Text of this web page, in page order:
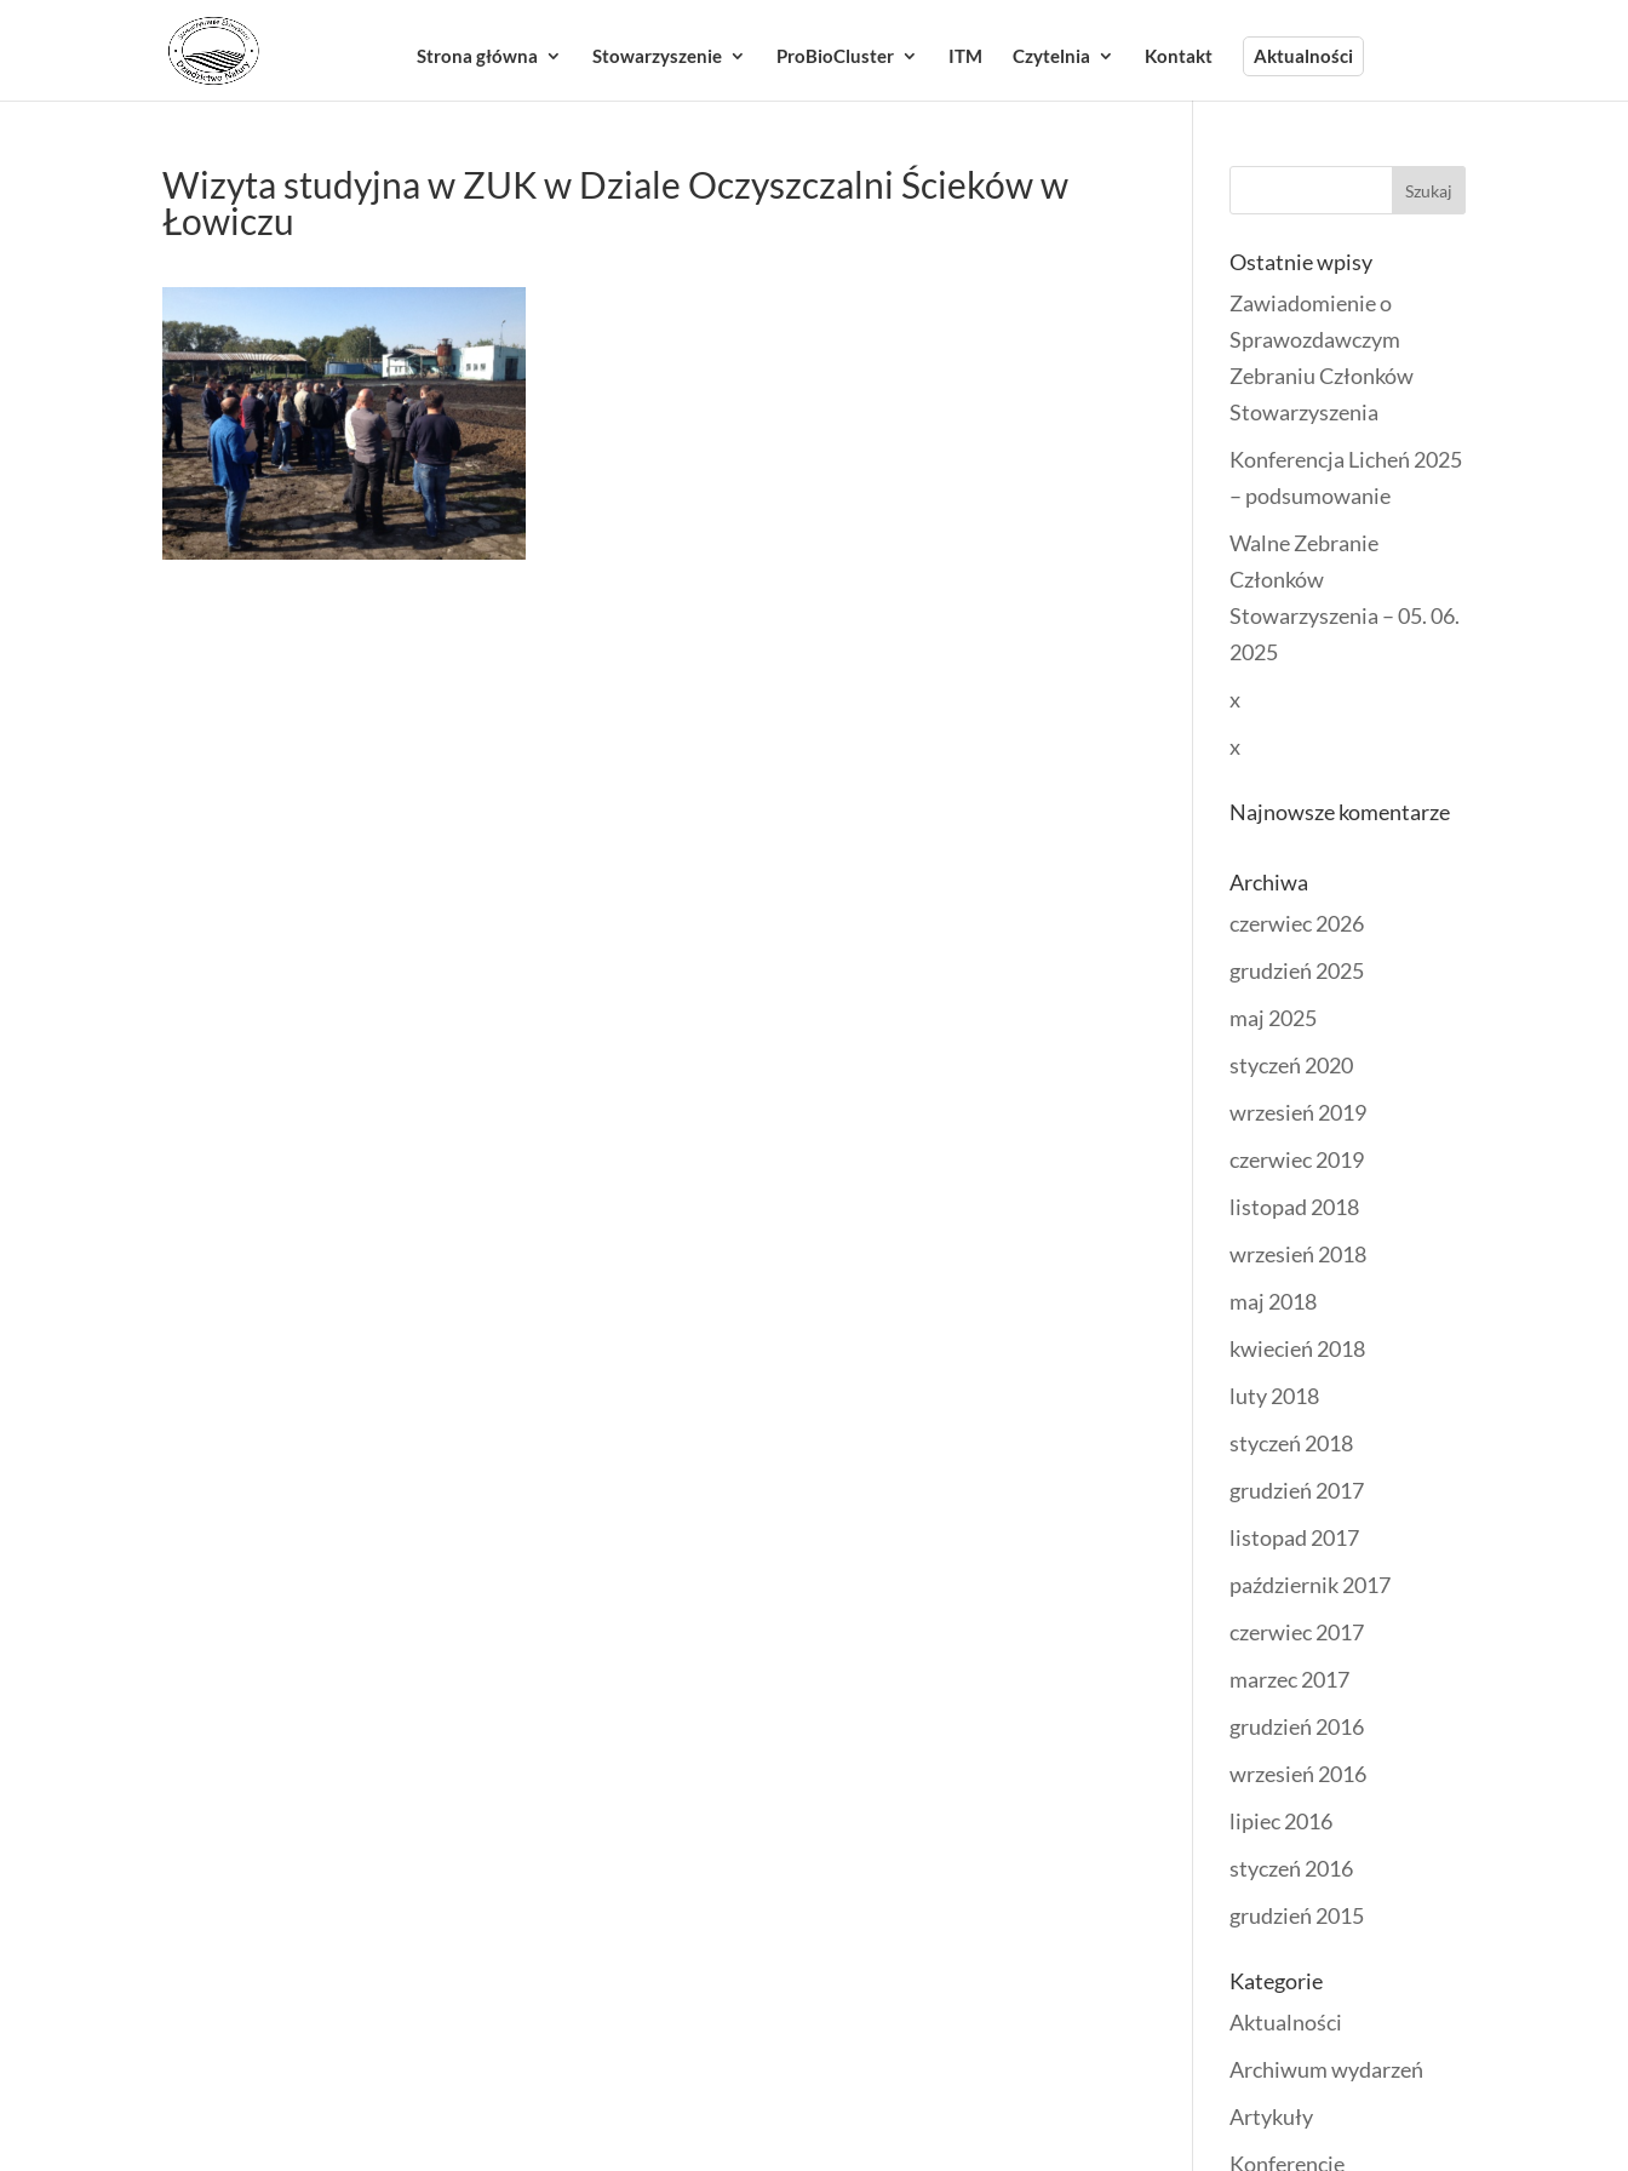
Strona główna Stowarzyszenie ProBioCluster ITM Czytelnia Kontakt Aktualności
Wizyta studyjna w ZUK w Dziale Oczyszczalni Ścieków w
Łowiczu
Ostatnie wpisy
Zawiadomienie o
Sprawozdawczym
Zebraniu Członków
Stowarzyszenia
Konferencja Licheń 2025
– podsumowanie
Walne Zebranie
Członków
Stowarzyszenia – 05. 06.
2025
x
x
Najnowsze komentarze
Archiwa
czerwiec 2026
grudzień 2025
maj 2025
styczeń 2020
wrzesień 2019
czerwiec 2019
listopad 2018
wrzesień 2018
maj 2018
kwiecień 2018
luty 2018
styczeń 2018
grudzień 2017
listopad 2017
październik 2017
czerwiec 2017
marzec 2017
grudzień 2016
wrzesień 2016
lipiec 2016
styczeń 2016
grudzień 2015
Kategorie
Aktualności
Archiwum wydarzeń
Artykuły
Konferencje